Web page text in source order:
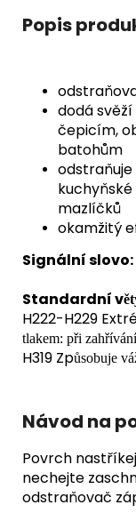
Popis
dodá
čepicím,
batohům
odstraňuje
mazlíčků
okamžitý
Signální slovo:
Standardní vě
H222-H229
tlakem: při zahř
H319 Způsobuje
Návod na
Povrch
nechejte
odstraňovač
BOTY
ČERNÁ
PODPATEK